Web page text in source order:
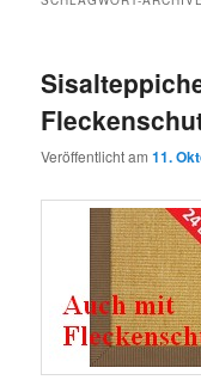
Veröffentlicht am11.